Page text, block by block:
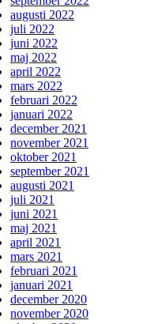
augusti 2022
juli 2022
juni 2022
maj 2022
april 2022
mars 2022
februari 2022
januari 2022
december 2021
november 2021
oktober 2021
september 2021
augusti 2021
juli 2021
juni 2021
maj 2021
april 2021
mars 2021
februari 2021
januari 2021
december 2020
november 2020